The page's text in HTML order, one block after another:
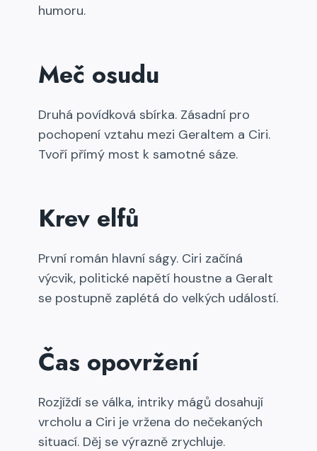
humoru.
Meč osudu
Druhá povídková sbírka. Zásadní pro
pochopení vztahu mezi Geraltem a Ciri.
Tvoří přímý most k samotné sáze.
Krev elfů
První román hlavní ságy. Ciri začíná
výcvik, politické napětí houstne a Geralt
se postupně zaplétá do velkých událostí.
Čas opovržení
Rozjíždí se válka, intriky mágů dosahují
vrcholu a Ciri je vržena do nečekaných
situací. Děj se výrazně zrychluje.